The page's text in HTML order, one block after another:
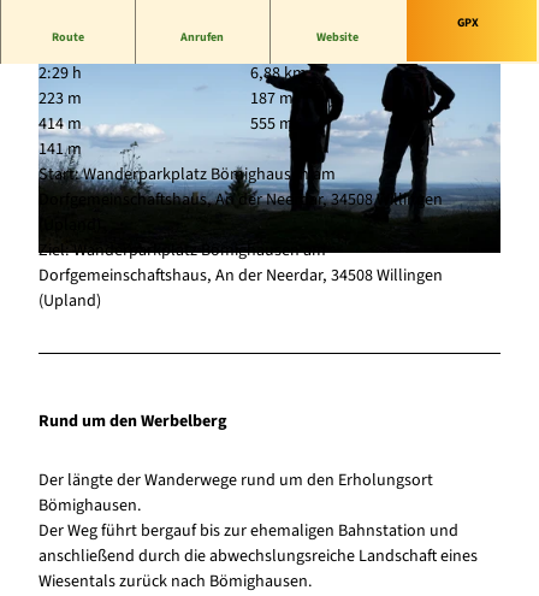
© www.bevandert.com, Sauerland-Tourismus | CC-BY-SA
CC-BY-SA
Route Anrufen Website
GPX
2:29 h
6,88 km
223 m
187 m
414 m
555 m
141 m
Start: Wanderparkplatz Bömighausen am
Dorfgemeinschaftshaus, An der Neerdar, 34508 Willingen
Ziel: Wanderparkplatz Bömighausen am
Dorfgemeinschaftshaus, An der Neerdar, 34508 Willingen
(Upland)
Rund um den Werbelberg
Der längte der Wanderwege rund um den Erholungsort
Bömighausen.
Der Weg führt bergauf bis zur ehemaligen Bahnstation und
anschließend durch die abwechslungsreiche Landschaft eines
Wiesentals zurück nach Bömighausen.